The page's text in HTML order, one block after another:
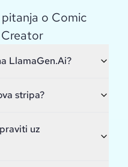
o Comic
LlamaGen.Ai?
stripa?
uz